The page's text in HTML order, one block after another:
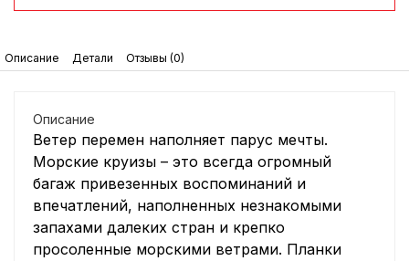
Описание Детали Отзывы (0)
Описание
Ветер перемен наполняет парус мечты.
Морские круизы – это всегда огромный
багаж привезенных воспоминаний и
впечатлений, наполненных незнакомыми
запахами далеких стран и крепко
просоленные морскими ветрами. Планки